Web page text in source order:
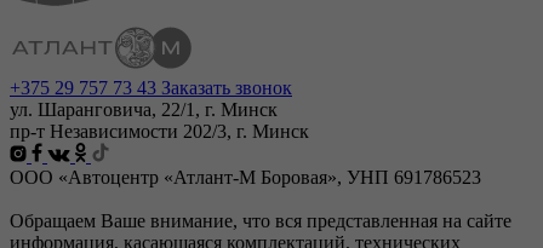
+375 29 757 73 43 Заказать звонок
ул. Шаранговича, 22/1, г. Минск
пр-т Независимости 202/3, г. Минск
ООО «Автоцентр «Атлант-М Боровая», УНП 691786523
Обращаем Ваше внимание, что вся представленная на сайте
информация, касающаяся комплектаций, технических